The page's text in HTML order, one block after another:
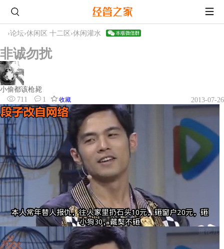
›论坛›休闲区 十二区 ›休闲灌水
非诚勿扰
小偷都该枪毙
711
1 收藏 2013-07-26